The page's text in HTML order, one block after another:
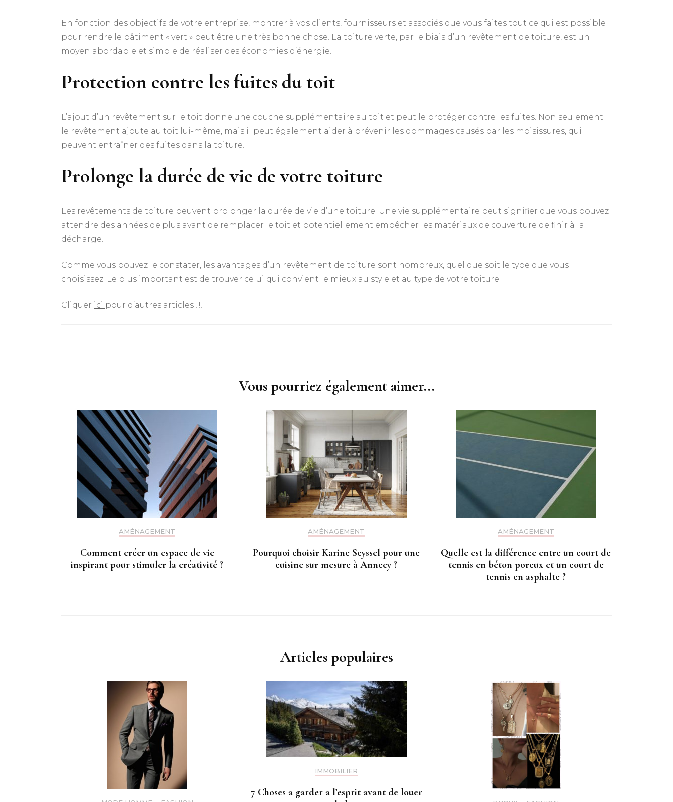
En fonction des objectifs de votre entreprise, montrer à vos clients, fournisseurs et associés que vous faites tout ce qui est possible
pour rendre le bâtiment « vert » peut être une très bonne chose. La toiture verte, par le biais d’un revêtement de toiture, est un
moyen abordable et simple de réaliser des économies d’énergie.
Protection contre les fuites du toit
L’ajout d’un revêtement sur le toit donne une couche supplémentaire au toit et peut le protéger contre les fuites. Non seulement
le revêtement ajoute au toit lui-même, mais il peut également aider à prévenir les dommages causés par les moisissures, qui
peuvent entraîner des fuites dans la toiture.
Prolonge la durée de vie de votre toiture
Les revêtements de toiture peuvent prolonger la durée de vie d’une toiture. Une vie supplémentaire peut signifier que vous pouvez
attendre des années de plus avant de remplacer le toit et potentiellement empêcher les matériaux de couverture de finir à la
décharge.
Comme vous pouvez le constater, les avantages d’un revêtement de toiture sont nombreux, quel que soit le type que vous
choisissez. Le plus important est de trouver celui qui convient le mieux au style et au type de votre toiture.
Cliquer ici pour d’autres articles !!!
Vous pourriez également aimer...
AMÉNAGEMENT
Comment créer un espace de vie
inspirant pour stimuler la créativité ?
AMÉNAGEMENT
Pourquoi choisir Karine Seyssel pour une
cuisine sur mesure à Annecy ?
AMÉNAGEMENT
Quelle est la différence entre un court de
tennis en béton poreux et un court de
tennis en asphalte ?
Articles populaires
IMMOBILIER
7 Choses a garder a l’esprit avant de louer